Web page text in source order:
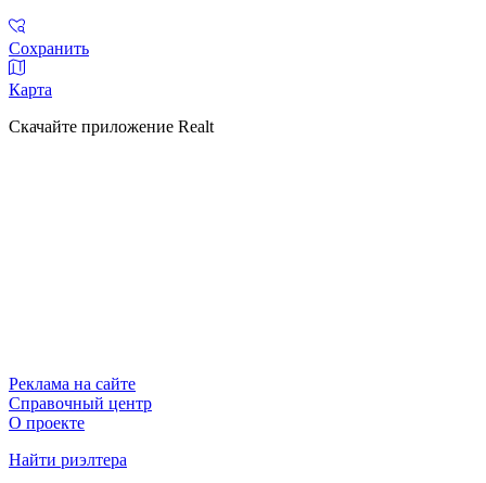
Сохранить
Карта
Скачайте приложение Realt
Реклама на сайте
Справочный центр
О проекте
Найти риэлтера